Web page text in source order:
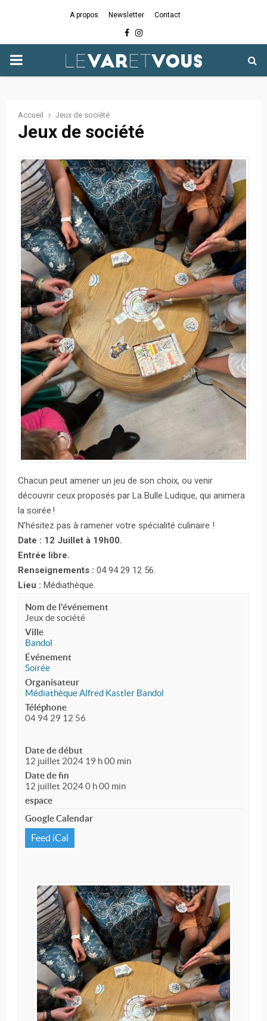
A propos Newsletter Contact
Facebook
Instagram
PRIMARY
Accueil Jeux de société
Jeux de société
Chacun peut amener un jeu de son choix, ou venir
découvrir ceux proposés par La Bulle Ludique, qui animera
la soirée !
N’hésitez pas à ramener votre spécialité culinaire !
Date : 12 Juillet à 19h00.
Entrée libre.
Renseignements : 04 94 29 12 56.
Lieu : Médiathèque.
Nom de l'événement
Jeux de société
Ville
Bandol
Événement
Soirée
Organisateur
Médiathèque Alfred Kastler Bandol
Téléphone
04 94 29 12 56
Date de début
12 juillet 2024 19 h 00 min
Date de fin
12 juillet 2024 0 h 00 min
espace
Google Calendar
Feed iCal